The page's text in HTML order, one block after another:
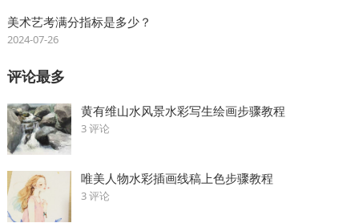
美术艺考满分指标是多少？
2024-07-26
评论最多
黄有维山水风景水彩写生绘画步骤教程
3 评论
唯美人物水彩插画线稿上色步骤教程
3 评论